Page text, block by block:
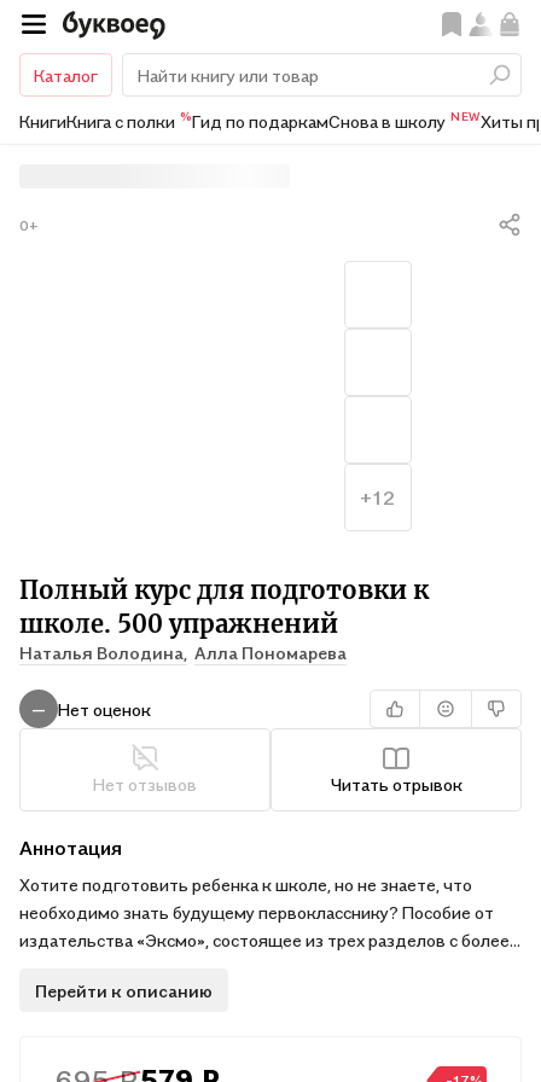
Каталог
КнигиКнига с полки %Гид по подаркамСнова в школу NEWХиты
Полный курс для подготовки к
школе. 500 упражнений
Наталья Володина, Алла Пономарева
0+
— Нет оценок
Нет отзывов Читать отрывок
+12
Аннотация
Хотите подготовить ребенка к школе, но не знаете, что
необходимо знать будущему первокласснику? Пособие от
издательства «Эксмо», состоящее из трех разделов с более
четко структурированы и систематизированы по принципу от
Перейти к описанию